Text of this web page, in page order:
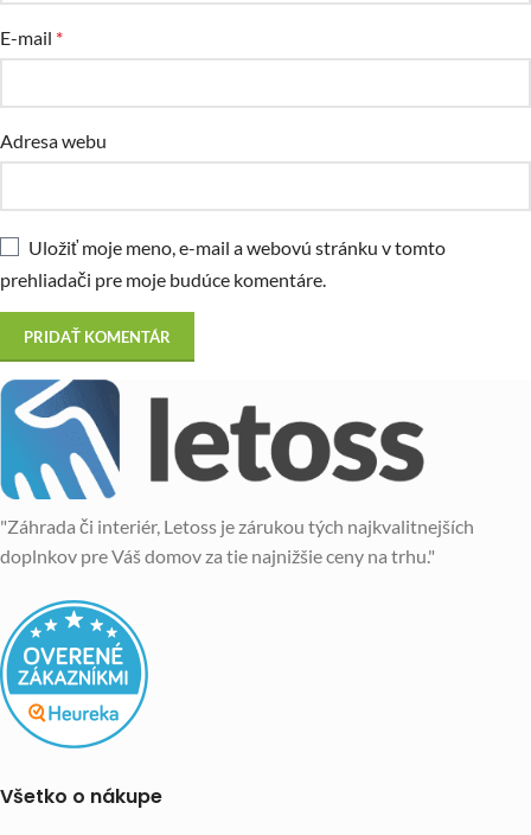
E-mail *
Adresa webu
Uložiť moje meno, e-mail a webovú stránku v tomto
prehliadači pre moje budúce komentáre.
"Záhrada či interiér, Letoss je zárukou tých najkvalitnejších
doplnkov pre Váš domov za tie najnižšie ceny na trhu."
Všetko o nákupe